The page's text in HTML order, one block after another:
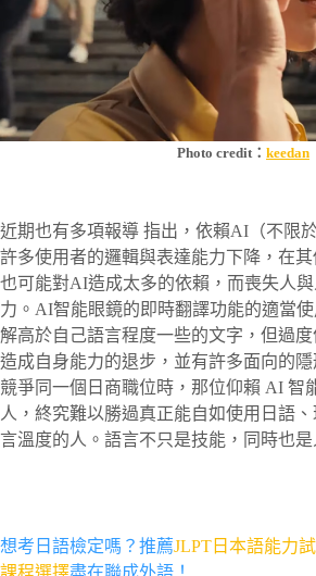
Photo credit： keedan
近期也有多項報導 指出，依賴AI（不限
許多使用者的邏輯與表達能力下降，在
也可能對AI造成太多的依賴，而喪失人
力。AI智能眼鏡的即時翻譯功能的適當
解高於自己語言程度一些的文字，但過
造成自身能力的退步，並有許多面向的
競爭同一個日商職位時，那位仰賴 AI 智
人，終究難以勝過真正能自如使用日語
言溫度的人。語言不只是技能，同時也
想考日語檢定嗎？推薦JLPT日本語能力
課程選擇盡在聯成外語！